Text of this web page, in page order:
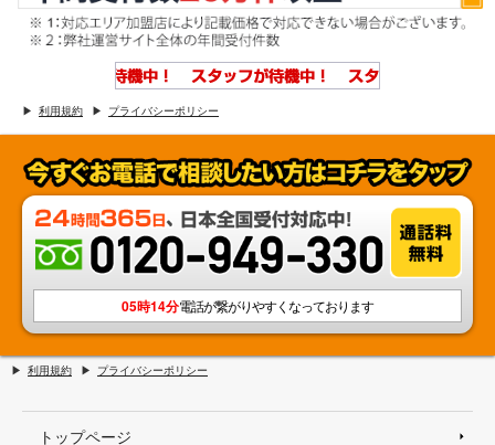
利用規約 プライバシーポリシー
05時14分電話が繋がりやすくなっております
利用規約 プライバシーポリシー
トップページ